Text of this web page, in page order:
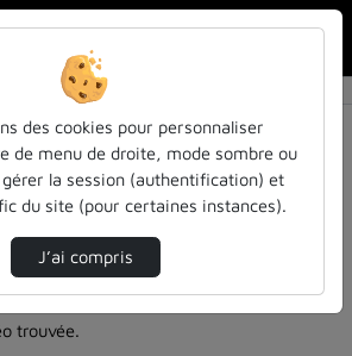
la recherche
pour en retirer) :
et-conferences
Allemand
a-ecouter
education
trouvée.
des cookies pour personnaliser
de menu de droite, mode sombre ou
la session (authentification) et
du site (pour certaines instances).
J’ai compris